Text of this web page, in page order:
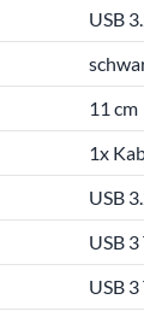
USB
11 cm
1x
USB
USB
USB